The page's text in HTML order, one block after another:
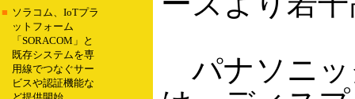
■ ソラコム、IoTプラ
ットフォーム
「SORACOM」と
既存システムを専
用線でつなぐサー
ビスや認証機能な
パナソニッ